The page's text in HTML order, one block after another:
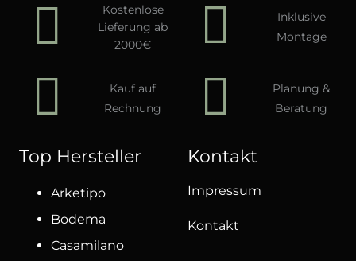
Kostenlose
Lieferung ab
2000€
Inklusive
Montage
Kauf auf
Rechnung
Planung &
Beratung
Top Hersteller
Arketipo
Bodema
Casamilano
Kontakt
Impressum
Kontakt